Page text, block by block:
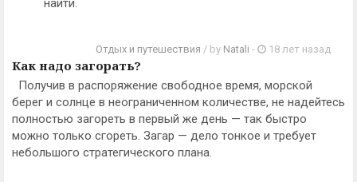
найти.
Отдых и путешествия / by Natali - 18 лет назад
Как надо загорать?
Получив в распоряжение свободное время, морской
берег и солнце в неограниченном количестве, не надейтесь
полностью загореть в первый же день — так быстро
можно только сгореть. Загар — дело тонкое и требует
небольшого стратегического плана.